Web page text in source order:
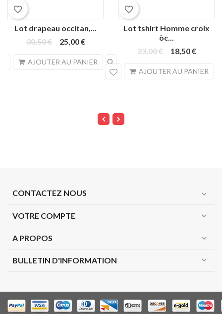
favorite_border
Lot drapeau occitan,...
30,50 €
25,00 €
AJOUTER AU PANIER search
favorite_border
Lot tshirt Homme croix
òc...
23,00 €
18,50 €
AJOUTER AU PANIER
CONTACTEZ NOUS expand_more
VOTRE COMPTE expand_more
A PROPOS expand_more
BULLETIN D'INFORMATION expand_more